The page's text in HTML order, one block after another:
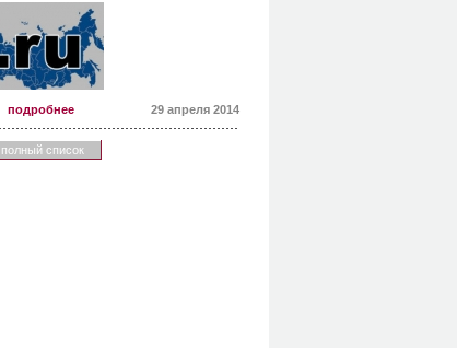
подробнее 29 апреля 2014
полный список